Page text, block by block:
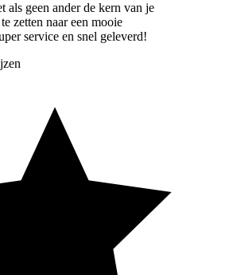
als geen ander de kern van je
zetten naar een mooie
service en snel geleverd!